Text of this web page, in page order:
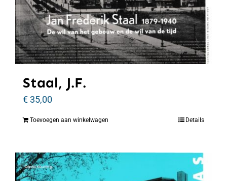
Staal, J.F.
€35,00
Toevoegen aan winkelwagen Details